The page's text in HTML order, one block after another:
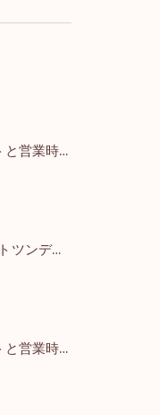
8月のイベントと営業時間のお知らせ
アルティメットツンデレーダー解禁＆アルツンBIGTEE販売のお知らせ
7月のイベントと営業時間のお知らせ